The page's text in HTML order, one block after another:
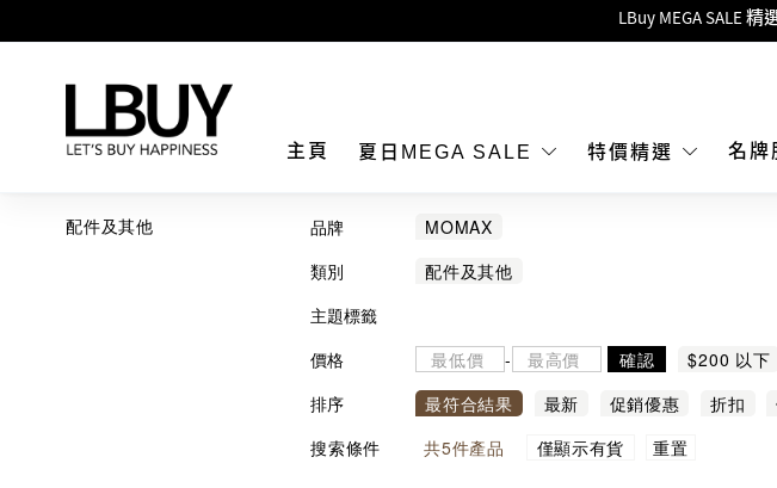
Goyard Hobo / Hobo Mini
MOKO 1樓175號鋪旗艦店
主頁 夏日MEGA SALE 特價精選 名牌
配件及其他 品牌
MOMAX
類別
配件及其他
主題標籤
價格
- 確認 $200 以下
排序
最符合結果 最新 促銷優惠 折扣
搜索條件
共5件產品 僅顯示有貨 重置